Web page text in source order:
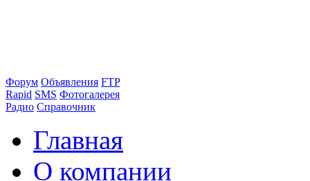
Форум Объявления FTP
Rapid SMS Фотогалерея
Радио Справочник
Главная
О компании